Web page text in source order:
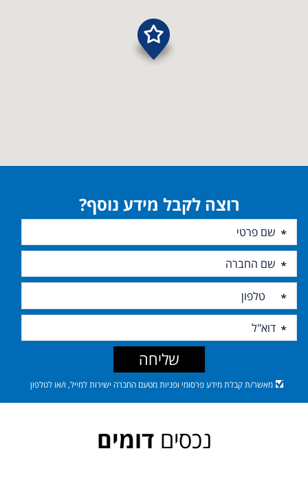
רוצה לקבל מידע נוסף?
מאשר/ת קבלת מידע פרסומי ופניות מטעם החברה ישירות למייל, ו/או לטלפון
שליחה
נכסיםדומים